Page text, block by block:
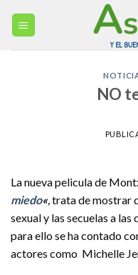
NO
La nueva pelicula de
miedo«, trata de mostrar
sexual y las secuelas a las
para ello se ha contado
actores como Michelle